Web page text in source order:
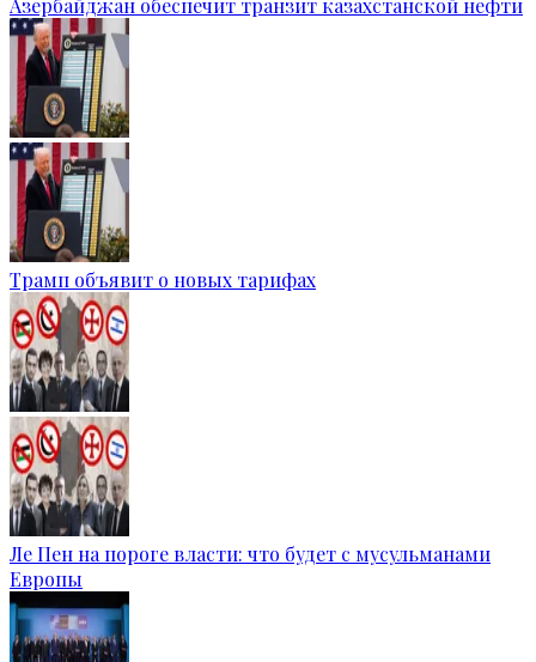
Азербайджан обеспечит транзит казахстанской нефти
Трамп объявит о новых тарифах
Ле Пен на пороге власти: что будет с мусульманами
Европы